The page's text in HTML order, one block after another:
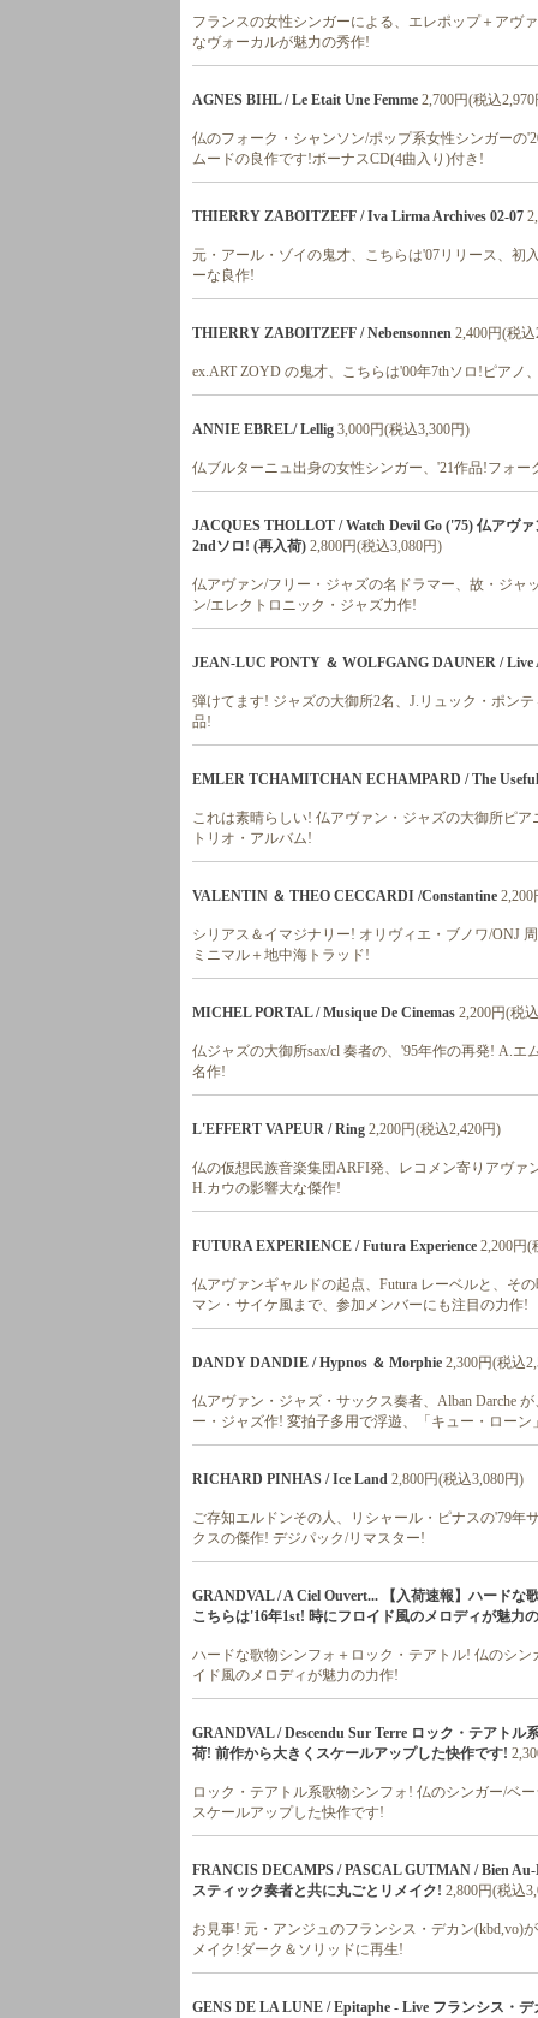
フランスの女性シンガーによる、エレポップ＋アヴ
なヴォーカルが魅力の秀作!
AGNES BIHL / Le Etait Une Femme 2,700円(税込
仏のフォーク・シャンソン/ポップ系女性シンガーの
ムードの良作です!ボーナスCD(4曲入り)付き!
THIERRY ZABOITZEFF / Iva Lirma Archives 02-07
元・アール・ゾイの鬼才、こちらは'07リリース、初
ーな良作!
THIERRY ZABOITZEFF / Nebensonnen 2,400円(税
ex.ART ZOYD の鬼才、こちらは'00年7thソロ!ピア
ANNIE EBREL/ Lellig 3,000円(税込3,300円)
仏ブルターニュ出身の女性シンガー、'21作品!フォ
JACQUES THOLLOT / Watch Devil Go ('75) 仏アヴ
2ndソロ! (再入荷) 2,800円(税込3,080円)
仏アヴァン/フリー・ジャズの名ドラマー、故・ジャ
ン/エレクトロニック・ジャズ力作!
JEAN-LUC PONTY ＆ WOLFGANG DAUNER / Live
弾けてます! ジャズの大御所2名、J.リュック・ポン
品!
EMLER TCHAMITCHAN ECHAMPARD / The
これは素晴らしい! 仏アヴァン・ジャズの大御所ピ
トリオ・アルバム!
VALENTIN ＆ THEO CECCARDI /Constantine 2,200
シリアス＆イマジナリー! オリヴィエ・ブノワ/ONJ
ミニマル＋地中海トラッド!
MICHEL PORTAL / Musique De Cinemas 2,200円(税
仏ジャズの大御所sax/cl 奏者の、'95年作の再発! A.
名作!
L'EFFERT VAPEUR / Ring 2,200円(税込2,420円)
仏の仮想民族音楽集団ARFI発、レコメン寄りアヴァ
H.カウの影響大な傑作!
FUTURA EXPERIENCE / Futura Experience 2,200円(
仏アヴァンギャルドの起点、Futura レーベルと、そ
マン・サイケ風まで、参加メンバーにも注目の力作!
DANDY DANDIE / Hypnos ＆ Morphie 2,300円(税込
仏アヴァン・ジャズ・サックス奏者、Alban Darche
ー・ジャズ作! 変拍子多用で浮遊、「キュー・ロー
RICHARD PINHAS / Ice Land 2,800円(税込3,080円)
ご存知エルドンその人、リシャール・ピナスの'79
クスの傑作! デジパック/リマスター!
GRANDVAL / A Ciel Ouvert... 【入荷速報】ハード
こちらは'16年1st! 時にフロイド風のメロディが魅力
ハードな歌物シンフォ＋ロック・テアトル! 仏のシ
イド風のメロディが魅力の力作!
GRANDVAL / Descendu Sur Terre ロック・テアト
荷! 前作から大きくスケールアップした快作です!
ロック・テアトル系歌物シンフォ! 仏のシンガー/ベ
スケールアップした快作です!
FRANCIS DECAMPS / PASCAL GUTMAN / Bien
スティック奏者と共に丸ごとリメイク! 2,800円(税込
お見事! 元・アンジュのフランシス・デカン(kbd,vo)
メイク!ダーク＆ソリッドに再生!
GENS DE LA LUNE / Epitaphe - Live フランシス・